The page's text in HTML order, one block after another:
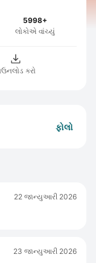
5998+
લોકોએ વાંચ્યું
કરો
ફોલો
22 જાન્યુઆરી 2026
23 જાન્યુઆરી 2026